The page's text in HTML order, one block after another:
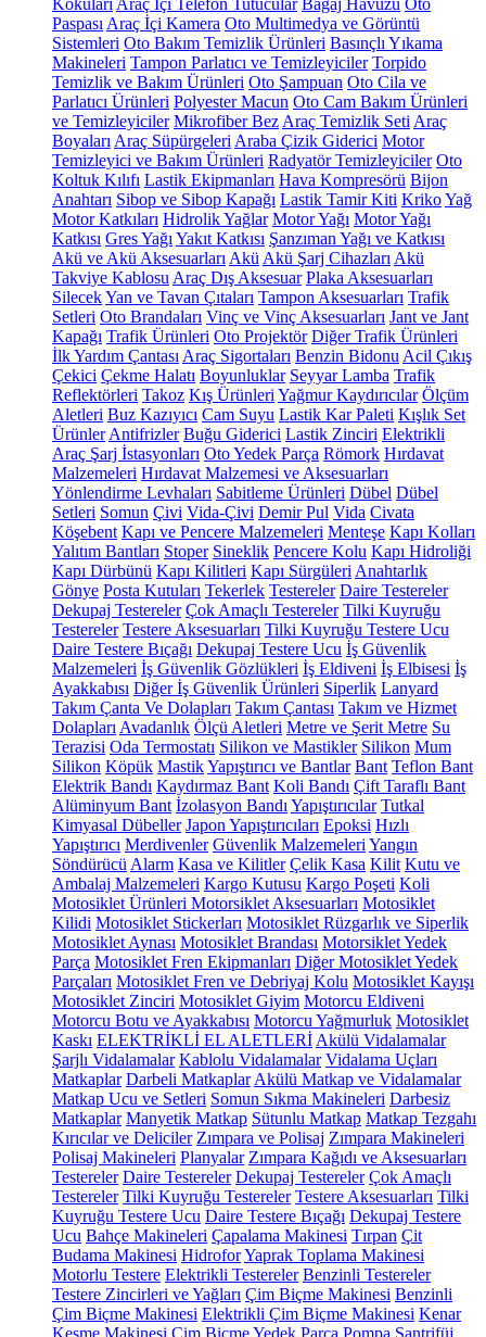
Kokuları Araç İçi Telefon Tutucular Bagaj Havuzu Oto
Paspası Araç İçi Kamera Oto Multimedya ve Görüntü
Sistemleri Oto Bakım Temizlik Ürünleri Basınçlı Yıkama
Makineleri Tampon Parlatıcı ve Temizleyiciler Torpido
Temizlik ve Bakım Ürünleri Oto Şampuan Oto Cila ve
Parlatıcı Ürünleri Polyester Macun Oto Cam Bakım Ürünleri
ve Temizleyiciler Mikrofiber Bez Araç Temizlik Seti Araç
Boyaları Araç Süpürgeleri Araba Çizik Giderici Motor
Temizleyici ve Bakım Ürünleri Radyatör Temizleyiciler Oto
Koltuk Kılıfı Lastik Ekipmanları Hava Kompresörü Bijon
Anahtarı Sibop ve Sibop Kapağı Lastik Tamir Kiti KrikoYağ
Motor Katkıları Hidrolik Yağlar Motor Yağı Motor Yağı
Katkısı Gres Yağı Yakıt Katkısı Şanzıman Yağı ve Katkısı
Akü ve Akü Aksesuarları Akü Akü Şarj Cihazları Akü
Takviye Kablosu Araç Dış Aksesuar Plaka Aksesuarları
SilecekYan ve Tavan Çıtaları Tampon Aksesuarları Trafik
Setleri Oto Brandaları Vinç ve Vinç Aksesuarları Jant ve Jant
Kapağı Trafik Ürünleri Oto Projektör Diğer Trafik Ürünleri
İlk Yardım Çantası Araç Sigortaları Benzin Bidonu Acil Çıkış
Çekici Çekme Halatı Boyunluklar Seyyar Lamba Trafik
Reflektörleri Takoz Kış Ürünleri Yağmur Kaydırıcılar Ölçüm
Aletleri Buz Kazıyıcı Cam Suyu Lastik Kar Paleti Kışlık Set
Ürünler Antifrizler Buğu Giderici Lastik Zinciri Elektrikli
Araç Şarj İstasyonları Oto Yedek Parça Römork Hırdavat
Malzemeleri Hırdavat Malzemesi ve Aksesuarları
Yönlendirme Levhaları Sabitleme Ürünleri Dübel Dübel
Setleri Somun Çivi Vida-Çivi Demir Pul Vida Civata
Köşebent Kapı ve Pencere Malzemeleri Menteşe Kapı Kolları
Yalıtım Bantları Stoper Sineklik Pencere Kolu Kapı Hidroliği
Kapı Dürbünü Kapı Kilitleri Kapı Sürgüleri Anahtarlık
Gönye Posta Kutuları Tekerlek Testereler Daire Testereler
Dekupaj Testereler Çok Amaçlı Testereler Tilki Kuyruğu
Testereler Testere Aksesuarları Tilki Kuyruğu Testere Ucu
Daire Testere Bıçağı Dekupaj Testere Ucu İş Güvenlik
Malzemeleri İş Güvenlik Gözlükleri İş Eldiveni İş Elbisesi İş
Ayakkabısı Diğer İş Güvenlik Ürünleri Siperlik Lanyard
Takım Çanta Ve Dolapları Takım Çantası Takım ve Hizmet
Dolapları Avadanlık Ölçü Aletleri Metre ve Şerit Metre Su
Terazisi Oda Termostatı Silikon ve Mastikler Silikon Mum
Silikon Köpük MastikYapıştırıcı ve Bantlar Bant Teflon Bant
Elektrik Bandı Kaydırmaz Bant Koli Bandı Çift Taraflı Bant
Alüminyum Bant İzolasyon Bandı Yapıştırıcılar Tutkal
Kimyasal Dübeller Japon Yapıştırıcıları Epoksi Hızlı
Yapıştırıcı Merdivenler Güvenlik Malzemeleri Yangın
Söndürücü Alarm Kasa ve Kilitler Çelik Kasa Kilit Kutu ve
Ambalaj Malzemeleri Kargo Kutusu Kargo Poşeti Koli
Motosiklet Ürünleri Motorsiklet Aksesuarları Motosiklet
Kilidi Motosiklet Stickerları Motosiklet Rüzgarlık ve Siperlik
Motosiklet Aynası Motosiklet Brandası Motorsiklet Yedek
Parça Motosiklet Fren Ekipmanları Diğer Motosiklet Yedek
Parçaları Motosiklet Fren ve Debriyaj Kolu Motosiklet Kayışı
Motosiklet Zinciri Motosiklet Giyim Motorcu Eldiveni
Motorcu Botu ve Ayakkabısı Motorcu Yağmurluk Motosiklet
Kaskı ELEKTRİKLİ EL ALETLERİ Akülü Vidalamalar
Şarjlı Vidalamalar Kablolu Vidalamalar Vidalama Uçları
Matkaplar Darbeli Matkaplar Akülü Matkap ve Vidalamalar
Matkap Ucu ve Setleri Somun Sıkma Makineleri Darbesiz
Matkaplar Manyetik Matkap Sütunlu Matkap Matkap Tezgahı
Kırıcılar ve Deliciler Zımpara ve Polisaj Zımpara Makineleri
Polisaj Makineleri Planyalar Zımpara Kağıdı ve Aksesuarları
Testereler Daire Testereler Dekupaj Testereler Çok Amaçlı
Testereler Tilki Kuyruğu Testereler Testere Aksesuarları Tilki
Kuyruğu Testere Ucu Daire Testere Bıçağı Dekupaj Testere
Ucu Bahçe Makineleri Çapalama Makinesi Tırpan Çit
Budama Makinesi HidroforYaprak Toplama Makinesi
Motorlu Testere Elektrikli Testereler Benzinli Testereler
Testere Zincirleri ve Yağları Çim Biçme Makinesi Benzinli
Çim Biçme Makinesi Elektrikli Çim Biçme Makinesi Kenar
Kesme Makinesi Çim Biçme Yedek Parça Pompa Santrifüj